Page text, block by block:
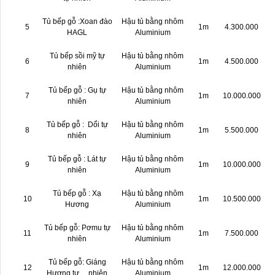
5
Tủ bếp gỗ :Xoan đào
HAGL
Hậu tủ bằng nhôm
Aluminium
1m 4.300.000
6
Tủ bếp sồi mỹ tự
nhiên
Hậu tủ bằng nhôm
Aluminium
1m 4.500.000
7
Tủ bếp gỗ : Gụ tự
nhiên
Hậu tủ bằng nhôm
Aluminium
1m 10.000.000
8
Tủ bếp gỗ : Dổi tự
nhiên
Hậu tủ bằng nhôm
Aluminium
1m 5.500.000
9
Tủ bếp gỗ : Lát tự
nhiên
Hậu tủ bằng nhôm
Aluminium
1m 10.000.000
10
Tủ bếp gỗ : Xạ
Hương
Hậu tủ bằng nhôm
Aluminium
1m 10.500.000
11
Tủ bếp gỗ: Pơmu tự
nhiên
Hậu tủ bằng nhôm
Aluminium
1m 7.500.000
12
Tủ bếp gỗ: Giáng
Hương tự nhiên
Hậu tủ bằng nhôm
Aluminium
1m 12.000.000